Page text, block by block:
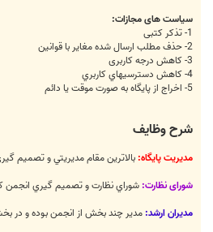
سیاست های مجازات:
1- تذکر کتبی
2- حذف مطلب ارسال شده مغایر با قوانین
3- کاهش درجه کاربری
4- کاهش دسترسيهاي کاربري
5- اخراج از پایگاه به صورت موقت يا دائم
شرح وظایف
مدیريت پایگاه: بالاترين مقام مديريتي و تصميم
شورای نظارت: شوراي نظارت و تصميم گيري انجمن
مدیران ارشد: مدير چند بخش از انجمن بوده و در